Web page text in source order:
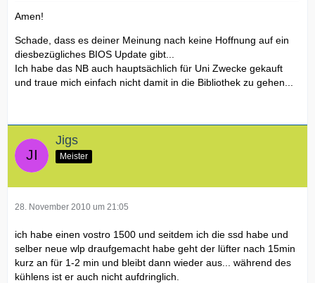
Amen!
Schade, dass es deiner Meinung nach keine Hoffnung auf ein
diesbezügliches BIOS Update gibt...
Ich habe das NB auch hauptsächlich für Uni Zwecke gekauft
und traue mich einfach nicht damit in die Bibliothek zu gehen...
Jigs
Meister
28. November 2010 um 21:05
ich habe einen vostro 1500 und seitdem ich die ssd habe und
selber neue wlp draufgemacht habe geht der lüfter nach 15min
kurz an für 1-2 min und bleibt dann wieder aus... während des
kühlens ist er auch nicht aufdringlich.